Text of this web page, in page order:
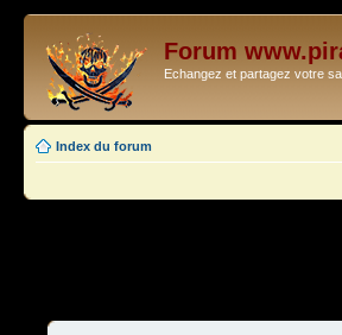
Forum
Echangez et partagez votre
Index du forum